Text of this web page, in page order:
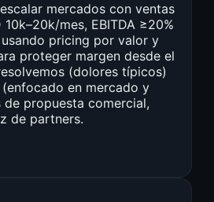
mercados con ventas
mes, EBITDA ≥20%
pricing por valor y
proteger margen desde el
(dolores típicos)
en mercado y
de propuesta comercial,
de partners.